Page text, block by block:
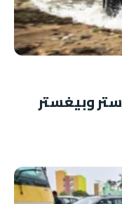
وبيغستر